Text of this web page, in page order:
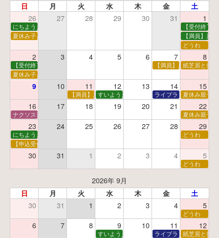
日 月 火 水 木 金 土
26 27 28 29 30 31 1
にちようえほん
【受付終了
夏休み子ども映画会
【満員】夏
どうわ
2 3 4 5 6 7 8
【受付終了】親子で挑戦！調べ学習ワークショップ 【満員】夏休み科学あ
紙芝居と折
夏休み子ども平和映画会
9 10 11 12 13 14 15
【満員】夏休みおはなし工作会
すいようえほん ライブラリーシアター
夏休み親子
16 17 18 19 20 21 22
ナクソス音楽会 第5回 NHK交響楽団創立100年 夏休み親子
23 24 25 26 27 28 29
にちようえほん
どうわ
【申込受付中】ゆうべのこわ～いおはなし会
30 31 1 2 3 4 5
どうわ
2026年 9月
日 月 火 水 木 金 土
30 31 1 2 3 4 5
どうわ
6 7 8 9 10 11 12
すいようえほん ライブラリーシアター
紙芝居と折